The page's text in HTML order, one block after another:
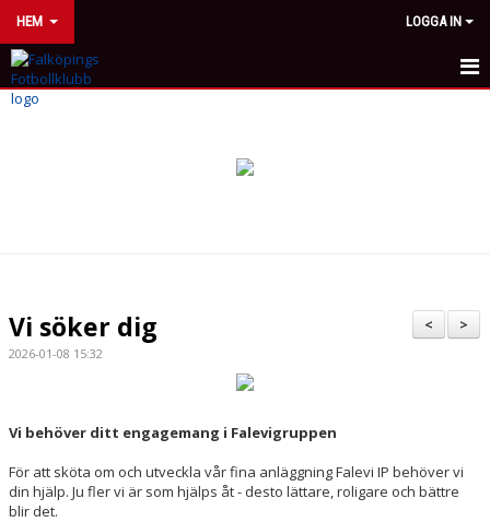
HEM LOGGA IN
HEM
KALENDER
BOKA FESTVÅNING
SPÖKVANDRING PÅ MÖSSEBERG
>
<
Vi söker dig
2026-01-08 15:32
Vi behöver ditt engagemang i Falevigruppen
För att sköta om och utveckla vår fina anläggning Falevi IP behöver vi
din hjälp. Ju fler vi är som hjälps åt - desto lättare, roligare och bättre
blir det.